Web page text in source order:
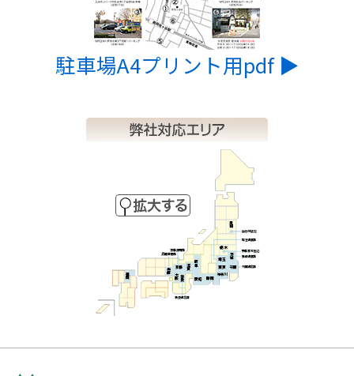
駐車場A4プリント用pdf ▶︎